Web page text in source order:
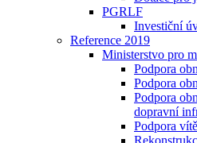
PGRLF
Investiční
Reference 2019
Ministerstvo pro
Podpora
Podpora
Podpora
dopravní
Podpora